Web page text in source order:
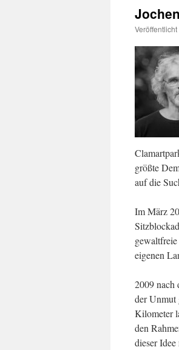
Veröffentlicht
größte
auf die
Im März
eigenen
2009 nach
der Unmut
Kilometer
den
dieser